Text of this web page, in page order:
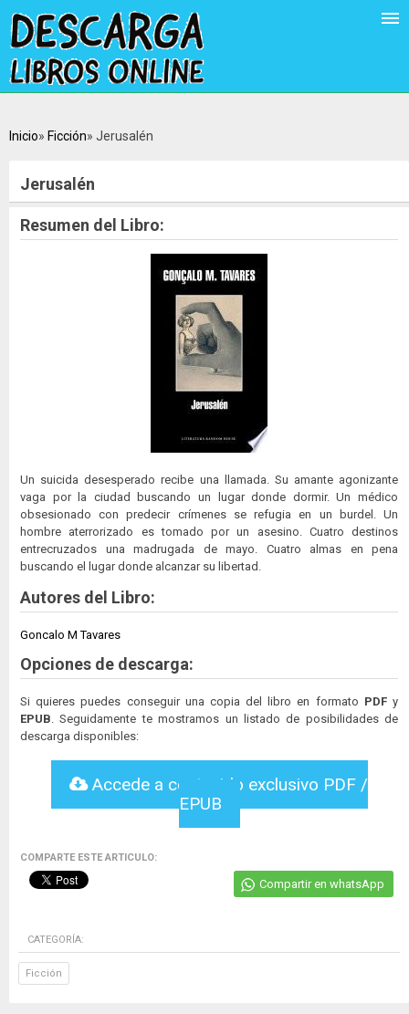
Inicio Ficción Jerusalén
Jerusalén
Resumen del Libro:
Un suicida desesperado recibe una llamada. Su amante agonizante
vaga por la ciudad buscando un lugar donde dormir. Un médico
obsesionado con predecir crímenes se refugia en un burdel. Un
hombre aterrorizado es tomado por un asesino. Cuatro destinos
entrecruzados una madrugada de mayo. Cuatro almas en pena
buscando el lugar donde alcanzar su libertad.
Autores del Libro:
Goncalo M Tavares
Opciones de descarga:
Si quieres puedes conseguir una copia del libro en formato PDFy
EPUB . Seguidamente te mostramos un listado de posibilidades de
descarga disponibles:
Accede a contenido exclusivo PDF /
EPUB
COMPARTE ESTE ARTICULO:
Compartir en whatsApp
CATEGORÍA:
Ficción